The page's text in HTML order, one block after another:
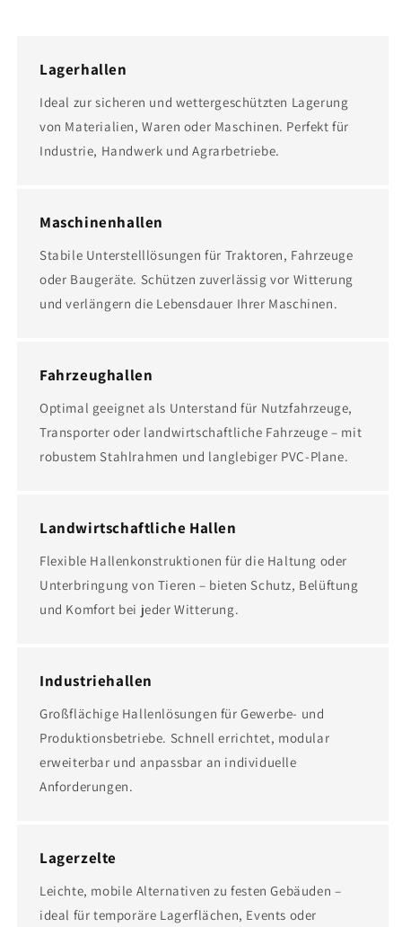
Lagerhallen
Ideal zur sicheren und wettergeschützten Lagerung
von Materialien, Waren oder Maschinen. Perfekt für
Industrie, Handwerk und Agrarbetriebe.
Maschinenhallen
Stabile Unterstelllösungen für Traktoren, Fahrzeuge
oder Baugeräte. Schützen zuverlässig vor Witterung
und verlängern die Lebensdauer Ihrer Maschinen.
Fahrzeughallen
Optimal geeignet als Unterstand für Nutzfahrzeuge,
Transporter oder landwirtschaftliche Fahrzeuge – mit
robustem Stahlrahmen und langlebiger PVC-Plane.
Landwirtschaftliche Hallen
Flexible Hallenkonstruktionen für die Haltung oder
Unterbringung von Tieren – bieten Schutz, Belüftung
und Komfort bei jeder Witterung.
Industriehallen
Großflächige Hallenlösungen für Gewerbe- und
Produktionsbetriebe. Schnell errichtet, modular
erweiterbar und anpassbar an individuelle
Anforderungen.
Lagerzelte
Leichte, mobile Alternativen zu festen Gebäuden –
ideal für temporäre Lagerflächen, Events oder